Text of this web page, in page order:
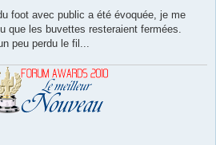
foot avec public a été évoquée, je me
que les buvettes resteraient fermées.
peu perdu le fil...